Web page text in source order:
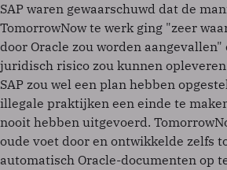
SAP waren gewaarschuwd dat de
TomorrowNow te werk ging "zeer
door Oracle zou worden
juridisch risico zou kunnen
SAP zou wel een plan hebben
illegale praktijken een einde te
nooit hebben uitgevoerd.
oude voet door en ontwikkelde zelfs
automatisch Oracle-documenten op